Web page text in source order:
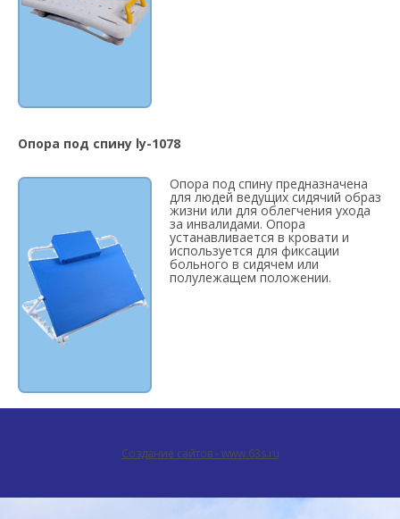
Опора под спину ly-1078
Опора под спину предназначена
для людей ведущих сидячий образ
жизни или для облегчения ухода
за инвалидами. Опора
устанавливается в кровати и
используется для фиксации
больного в сидячем или
полулежащем положении.
Создание сайтов - www.63s.ru